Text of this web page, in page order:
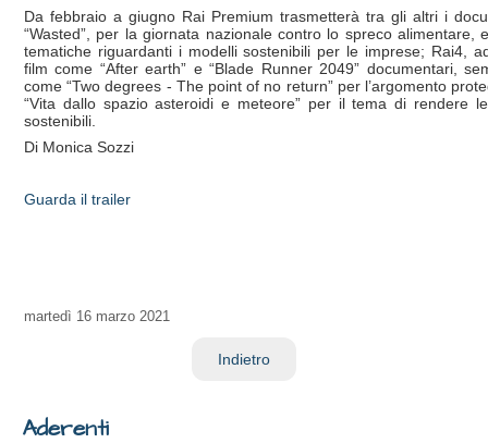
Da febbraio a giugno Rai Premium trasmetterà tra gli altri i
“Wasted”, per la giornata nazionale contro lo spreco alimentare,
tematiche riguardanti i modelli sostenibili per le imprese; Rai4,
film come “After earth” e “Blade Runner 2049” documentari,
come “Two degrees - The point of no return” per l’argomento
“Vita dallo spazio asteroidi e meteore” per il tema di rendere
sostenibili.
Di Monica Sozzi
Guarda il trailer
martedì 16 marzo 2021
Indietro
Aderenti